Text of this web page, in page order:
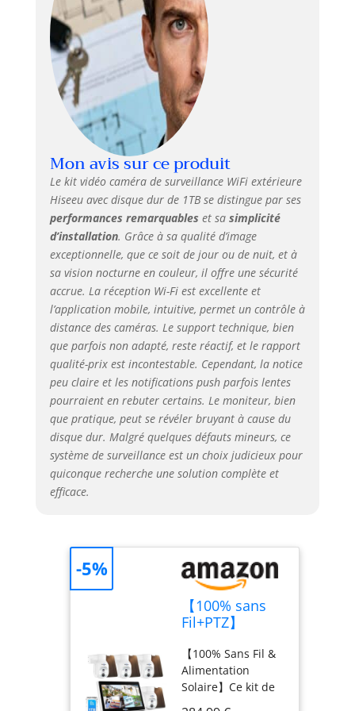
de 5 dBi assure
une connexion
sans fil plus forte
et stable avec le
moniteur. (Veuillez
noter que cet
appareil ne prend
en charge que le
GHz). 【Vision
Nocturne Couleur
4MP & Moniteur 10
Pouces 10
Canaux】Ce kit de
vidéosurveillance
solaire WiFi
extérieur intègre
un capteur CMOS
avancé et un
projecteur, offrant
des images
couleur ultra-
claires de 4 MP
(2560 x 1440P)
totale, avec une
portée allant
jusqu'à 20 mètres.
Le moniteur 10
simultanément.
Pour ajouter des
caméras
supplémentaires,
recherchez les
ASIN :
B0DWM7SZW6,
B0BK46TSHY,
B089XZ4NT6,
Mon avis sur ce produit
Le kit vidéo caméra de surveillance WiFi extérieure
Hiseeu avec disque dur de 1TB se distingue par ses
performances remarquables et sa simplicité
d’installation. Grâce à sa qualité d’image
exceptionnelle, que ce soit de jour ou de nuit, et à
sa vision nocturne en couleur, il offre une sécurité
accrue. La réception Wi-Fi est excellente et
l’application mobile, intuitive, permet un contrôle à
distance des caméras. Le support technique, bien
que parfois non adapté, reste réactif, et le rapport
qualité-prix est incontestable. Cependant, la notice
peu claire et les notifications push parfois lentes
pourraient en rebuter certains. Le moniteur, bien
que pratique, peut se révéler bruyant à cause du
disque dur. Malgré quelques défauts mineurs, ce
système de surveillance est un choix judicieux pour
quiconque recherche une solution complète et
efficace.
【100% sans
Fil+PTZ】
Camera
Surveillance
WiFi Solaire
avec 10"
【100% Sans Fil &
Alimentation
Solaire】Ce kit de
-5%